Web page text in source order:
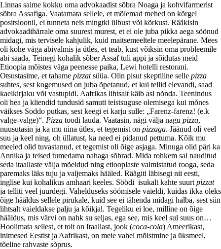
Linnas saime kokku oma advokaadist sõbra Noaga ja kohvifarmerist
sõbra Assafiga. Vaatamata sellele, et mõlemad mehed on kõrgel
positsioonil, ei tunneta neis mingtki ülbust või kõrkust. Rääkisin
advokaadihärrale oma suurest murest, et ei ole juba pikka aega söönud
midagi, mis tervisele kahjulik, kuid maitsemeeltele meelepärane. Mees
oli kohe väga abivalmis ja ütles, et teab, kust võiksin oma probleemile
abi saada. Teinegi kohalik sõber Assaf tuli appi ja sõidutas meid
Etioopia mõistes väga peenesse paika, Lewi hotelli restorani.
Otsustasime, et tahame pizzatsüüa. Olin pisut skeptiline selle pizza
suhtes, sest kogemused on juba õpetanud, et kui tellid elevandi, saad
kaelkirjaku või vastupidi. Aafrikas lihtsalt käib asi nõnda. Teenindus
oli hea ja kliendid tundusid samuti teistsuguse olemisega kui mõnes
väikses Soddo putkas, sest keegi ei karju sulle: „Farenz-farenz! (e.k
valge-valge)“. Pizza toodi lauda. Vaatasin, nägi välja nagu pizza,
nuusutasin ja ka mu nina ütles, et tegemist on pizzaga. Jäänud oli veel
suu ja keel ning, oh üllatust, ka need ei pidanud pettuma. Kõik mu
meeled olid tuvastanud, et tegemist oli õige asjaga. Minuga olid päri ka
Annika ja teised tumedama nahaga sõbrad. Mida rohkem sai nauditud
seda itaallaste välja mõeldud ning etiooplaste valmistatud rooga, seda
paremaks läks tuju ja valjemaks hääled. Räägiti läbisegi nii eesti,
inglise kui kohalikus amhaari keeles. Söödi isukalt kahte suurt pizzat
ja telliti veel juurdegi. Vahelduseks söömisele vaieldi, kuidas ikka oleks
õige hääldus sellele pirukale, kuid see ei tähenda midagi halba, sest siin
lihtsalt vaieldakse palju ja kõikjal. Tegeliku ei loe, milline on õige
hääldus, mis värvi on nahk su seljas, ega see, mis keel sul suus on…
Hoolimata sellest, et toit on Itaaliast, jook (coca-cola) Ameerikast,
inimesed Eestist ja Aafrikast, on meie vahel mõistmine ja üksmeel,
tõeline rahvaste sõprus.